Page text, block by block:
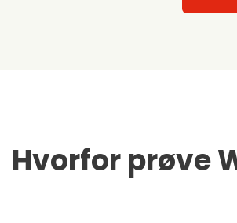
Hvorfor prøve